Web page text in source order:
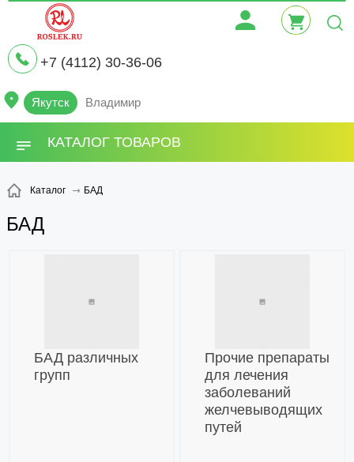
+7 (4112) 30-36-06
Якутск Владимир
КАТАЛОГ ТОВАРОВ
Каталог БАД
БАД
БАД различных
групп
Прочие препараты
для лечения
заболеваний
желчевыводящих
путей